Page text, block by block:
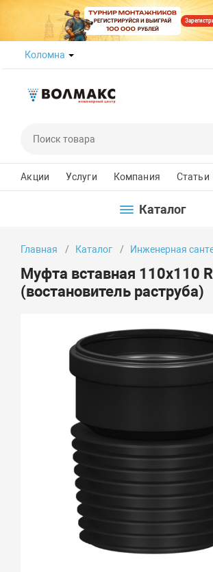
Коломна
Акции Услуги Компания Статьи
Каталог
Главная Каталог Инженерная
Муфта вставная 110х110
(востановитель раструба)